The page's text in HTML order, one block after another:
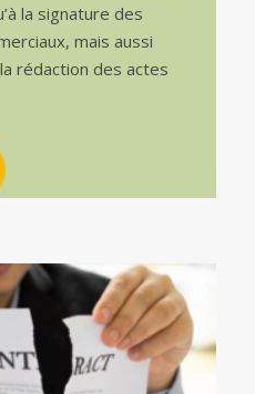
la signature des
mais aussi
rédaction des actes